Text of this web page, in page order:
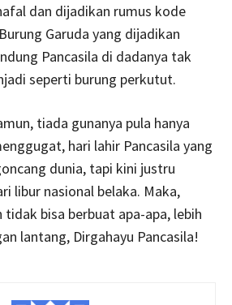
dan dijadikan rumus kode
Garuda yang dijadikan
Pancasila di dadanya tak
seperti burung perkutut.
tiada gunanya pula hanya
hari lahir Pancasila yang
dunia, tapi kini justru
libur nasional belaka. Maka,
bisa berbuat apa-apa, lebih
lantang, Dirgahayu Pancasila!